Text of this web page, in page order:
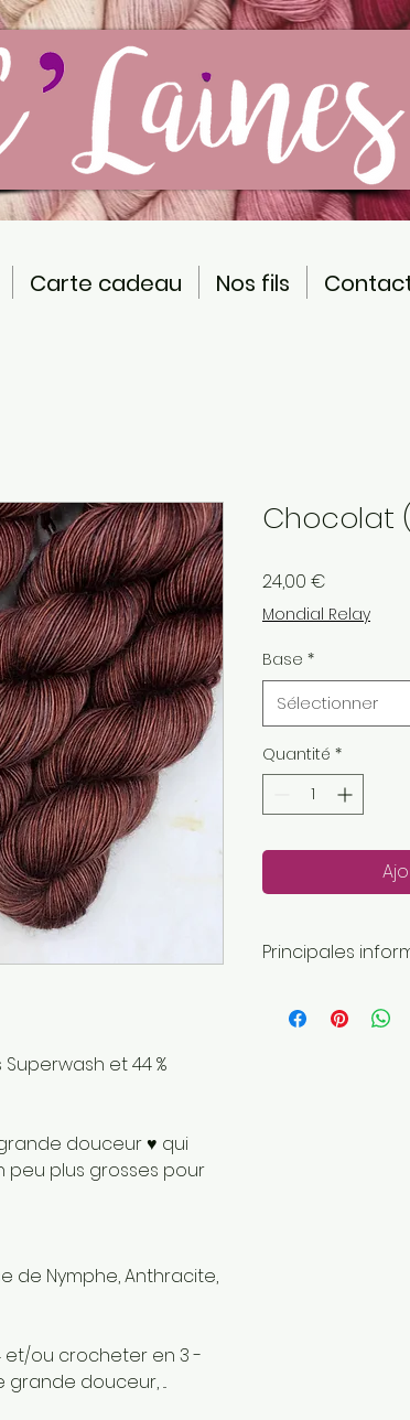
Carte cadeau Nos fils
et 44 %
douceur ♥ qui
plus grosses pour
de Nymphe, Anthracite,
et/ou crocheter en 3 -
douceur, ...
Chocolat
24,00 €
Mondial Relay
Base *
Sélectionner
Quantité *
Principales
Poids de la